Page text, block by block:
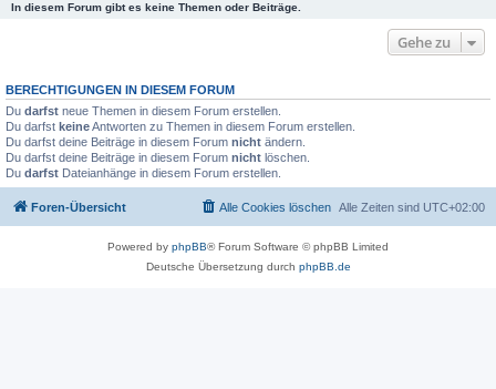
In diesem Forum gibt es keine Themen oder Beiträge.
Gehe zu
BERECHTIGUNGEN IN DIESEM FORUM
Du darfst neue Themen in diesem Forum erstellen.
Du darfst keineAntworten zu Themen in diesem Forum erstellen.
Du darfst deine Beiträge in diesem Forum nicht ändern.
Du darfst deine Beiträge in diesem Forum nicht löschen.
Du darfst Dateianhänge in diesem Forum erstellen.
Foren-Übersicht Alle Zeiten sind UTC+02:00
Alle Cookies löschen
Powered by phpBB® Forum Software © phpBB Limited
Deutsche Übersetzung durch phpBB.de